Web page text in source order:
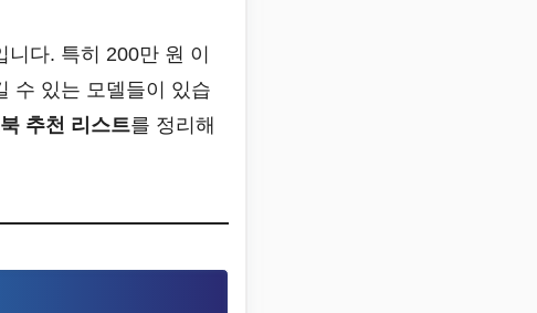
니다. 특히 200만 원 이
수 있는 모델들이 있습
추천 리스트를 정리해